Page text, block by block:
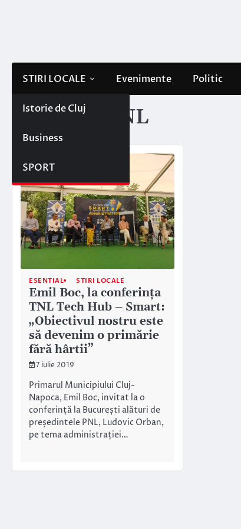
STIRI LOCALE
Istorie de Cluj
Business
SPORT
Evenimente Politic
Etichetă: TNL
ESENTIAL STIRI LOCALE
Emil Boc, la conferința
TNL Tech Hub – Smart:
„Obiectivul nostru este
să devenim o primărie
fără hârtii”
7 iulie 2019
Primarul Municipiului Cluj-
Napoca, Emil Boc, invitat la o
conferință la București alături de
președintele PNL, Ludovic Orban,
pe tema administrației…